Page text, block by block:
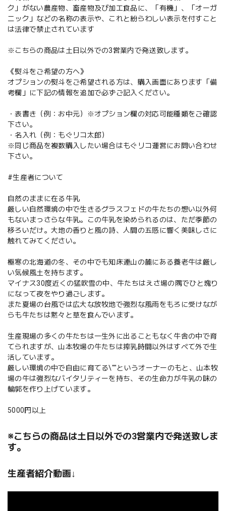
ク」がない農産物、畜産物及び加工食品に、「有機」、「オーガ
ニック」などの名称の表示や、これと紛らわしい表示を付すこと
は法律で禁止されています
※こちらの商品は土日以外での3営業内で発送致します。
《熨斗をご希望の方へ》
オプションの熨斗をご希望される方は、購入画面にあります「備
考欄」に下記の情報を追加で必ずご記入ください。
・表書き（例：お中元）※オプション欄の対応可能種類をご確認
下さい。
・名入れ（例：もぐリコ太郎）
※同じ商品を複数購入したい場合はもぐリコ運営にお問い合わせ
下さい。
#生産者について
自然のままに在る牛乳
厳しい自然環境の中で生きるグラスフェドの牛たちの想い以外何
もないまっさらな牛乳。この牛乳を染められるのは、ただ季節の
移ろいだけ。大地の香りと風の詩、人間の五感に響く美味しさに
触れてみてください。
極寒の北海道の冬、その中でも知床連山の麓にある養老牛は厳し
い気候風土を持ちます。
マイナス30度近くの猛吹雪の中、牛たちはえさ場の隅でひと塊り
になって夜をやり過ごします。
また夏場の台風では広大な放牧地で強烈な風雨をもろに受けなが
らも牛たちは黙々と草を食んでいます。
生産現場の多くの牛たちは一生外に出ることもなく牛舎の中で育
てられますが、山本牧場の牛たちは搾乳時間以外はすべて外で生
活しています。
厳しい環境の中で自由に育てる\""というオーナーのもと、山本牧
場の牛は強烈なバイタリティーを持ち、その生命力が牛乳の味の
輪郭を作り上げています。
5000円以上
※こちらの商品は土日以外での3営業内で発送致しま
す。
生産者紹介動画↓